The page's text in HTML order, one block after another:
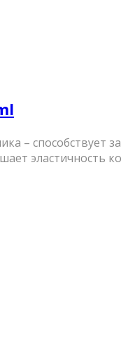
– способствует
эластичность